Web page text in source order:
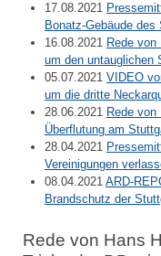
17.08.2021
Bonatz-Gebäude
16.08.2021 Rede von
um den untauglichen
05.07.2021 VIDEO
um die dritte
28.06.2021 Rede
Überflutung am
28.04.2021
Vereinigungen
08.04.2021 ARD-
Brandschutz der
Rede von Hans